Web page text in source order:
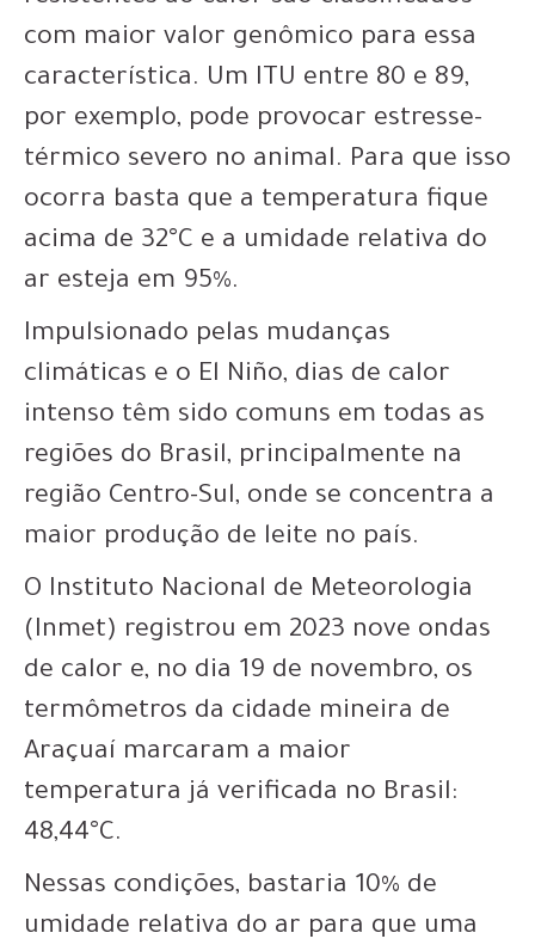
com maior valor genômico para essa
característica. Um ITU entre 80 e 89,
por exemplo, pode provocar estresse-
térmico severo no animal. Para que isso
ocorra basta que a temperatura fique
acima de 32°C e a umidade relativa do
ar esteja em 95%.
Impulsionado pelas mudanças
climáticas e o El Niño, dias de calor
intenso têm sido comuns em todas as
regiões do Brasil, principalmente na
região Centro-Sul, onde se concentra a
maior produção de leite no país.
O Instituto Nacional de Meteorologia
(Inmet) registrou em 2023 nove ondas
de calor e, no dia 19 de novembro, os
termômetros da cidade mineira de
Araçuaí marcaram a maior
temperatura já verificada no Brasil:
48,44°C.
Nessas condições, bastaria 10% de
umidade relativa do ar para que uma